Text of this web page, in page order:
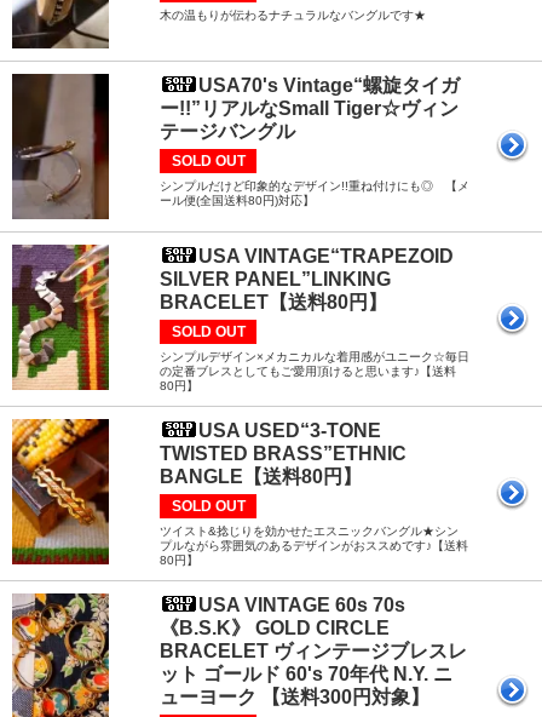
木の温もりが伝わるナチュラルなバングルです★
USA70's Vintage“螺旋タイガ
ー!!”リアルなSmall Tiger☆ヴィン
テージバングル
SOLD OUT
シンプルだけど印象的なデザイン!!重ね付けにも◎ 【メ
ール便(全国送料80円)対応】
USA VINTAGE“TRAPEZOID
SILVER PANEL”LINKING
BRACELET【送料80円】
SOLD OUT
シンプルデザイン×メカニカルな着用感がユニーク☆毎日
の定番ブレスとしてもご愛用頂けると思います♪【送料
80円】
USA USED“3-TONE
TWISTED BRASS”ETHNIC
BANGLE【送料80円】
SOLD OUT
ツイスト&捻じりを効かせたエスニックバングル★シン
プルながら雰囲気のあるデザインがおススめです♪【送料
80円】
USA VINTAGE 60s 70s
《B.S.K》 GOLD CIRCLE
BRACELET ヴィンテージブレスレ
ット ゴールド 60's 70年代 N.Y. ニ
ューヨーク 【送料300円対象】